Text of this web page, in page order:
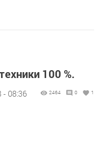
100 %.
- 08:36 2464 0 1